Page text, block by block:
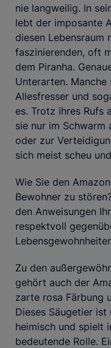
nie langweilig. In
lebt der imposante
diesen Lebensraum
faszinierenden, oft
dem Piranha.
Unterarten. Manche
Allesfresser und
es. Trotz ihres Rufs
sie nur im Schwarm
oder zur
sich meist scheu
Wie Sie den
Bewohner zu
den Anweisungen
respektvoll
Zu den
gehört auch der
zarte rosa Färbung
Dieses Säugetier
heimisch und spielt
bedeutende Rolle.